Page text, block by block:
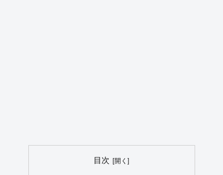
目次